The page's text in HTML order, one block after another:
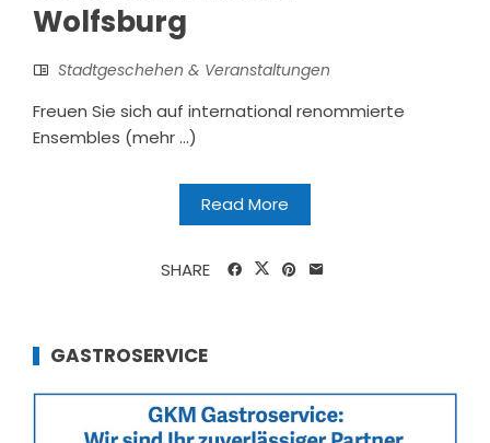
Wolfsburg
Stadtgeschehen & Veranstaltungen
Freuen Sie sich auf international renommierte
Ensembles (mehr …)
Read More
SHARE
GASTROSERVICE